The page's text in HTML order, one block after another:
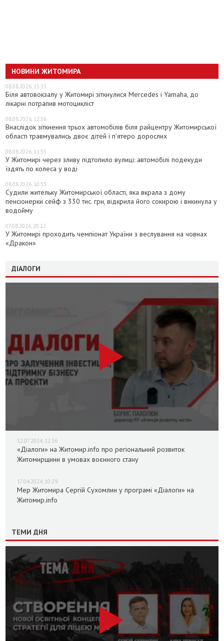
НОВИНИ ЖИТОМИРА
08.08.2026, 15:13
Біля автовокзалу у Житомирі зіткнулися Mercedes і Yamaha, до
лікарні потрапив мотоцикліст
08.08.2026, 12:38
Внаслідок зіткнення трьох автомобілів біля райцентру Житомирської
області травмувались двоє дітей і пʼятеро дорослих
08.08.2026, 11:55
У Житомирі через зливу підтопило вулиці: автомобілі подекуди
їздять по колеса у воді
08.08.2026, 10:33
Судили жительку Житомирської області, яка вкрала з дому
пенсіонерки сейф з 330 тис. грн, відкрила його сокирою і викинула у
водойму
07.08.2026, 20:12
У Житомирі проходить чемпіонат України з веслування на човнах
«Дракон»
ДІАЛОГИ
12.07.2024, 12:36
«Діалоги» на Житомир.info про регіональний розвиток
Житомирщини в умовах воєнного стану
17.04.2024, 10:29
Мер Житомира Сергій Сухомлин у програмі «Діалоги» на
Житомир.info
ТЕМИ ДНЯ